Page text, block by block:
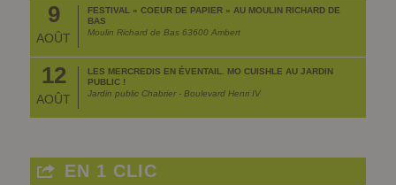
9
AOÛT
FESTIVAL « COEUR DE PAPIER » AU MOULIN RICHARD DE
BAS
Moulin Richard de Bas 63600 Ambert
12
AOÛT
LES MERCREDIS EN ÉVENTAIL. MO CUISHLE AU JARDIN
PUBLIC !
Jardin public Chabrier - Boulevard Henri IV
EN 1 CLIC